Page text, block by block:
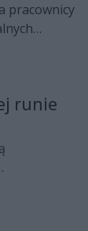
pracownicy
ulicy
nowej hali
oraz
runie
Trwają